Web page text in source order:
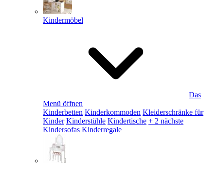
Kindermöbel
Das
Menü öffnen
Kinderbetten Kinderkommoden Kleiderschränke für
Kinder Kinderstühle Kindertische + 2 nächste
Kindersofas Kinderregale